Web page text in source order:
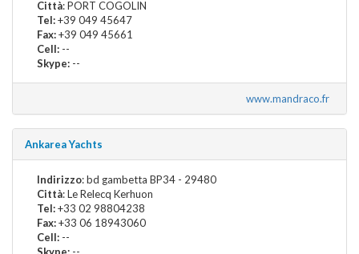
Città: PORT COGOLIN
Tel:+39 049 45647
Fax:+39 049 45661
Cell: --
Skype: --
www.mandraco.fr
Ankarea Yachts
Indirizzo: bd gambetta BP34 - 29480
Città: Le Relecq Kerhuon
Tel:+33 02 98804238
Fax:+33 06 18943060
Cell: --
Skype: --